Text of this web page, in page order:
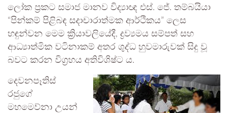
ලෝක ප්‍රකට සමාජ මානව විද්‍යාඥ එස්. ජේ. තම්බයියා
“පින්කම් පිළිබඳ සදාචාරාත්මක ආර්ථිකය” ලෙස
හඳුන්වන මෙම ක්‍රියාවලියේදී, ද්‍රව්‍යමය සම්පත් සහ
ආධ්‍යාත්මික වටිනාකම් අතර ශුද්ධ හුවමාරුවක් සිදු වූ
බවට කරන විග්‍රහය අතිවිශිෂ්ට ය.
දෙවනපෑතිස්
රජුගේ
මහමෙව්නා උයන්